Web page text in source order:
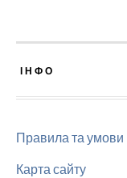
ІНФО
Правила та умови
Карта сайту